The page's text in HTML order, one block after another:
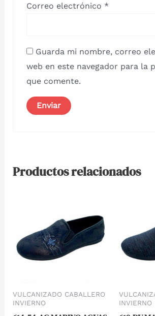
Correo electrónico *
Guarda mi nombre, correo
web en este navegador para la
que comente.
Productos relacionados
VULCANIZADO CABALLERO
INVIERNO
INVIERNO